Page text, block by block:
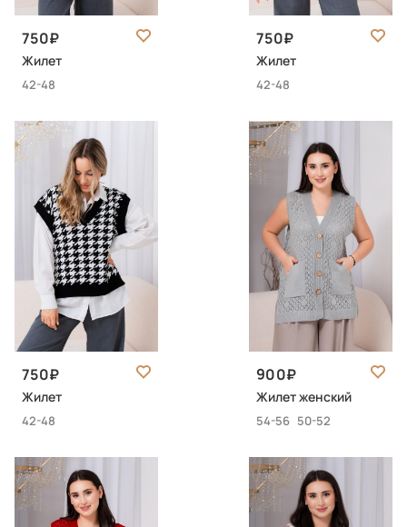
750
Жилет
42-48
750
Жилет
42-48
750
Жилет
42-48
900
Жилет женский
54-56 50-52